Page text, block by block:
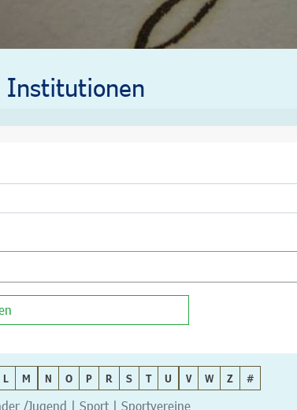
Institutionen
L M N O P R S T U V W Z #
/Jugend | Sport | Sportvereine